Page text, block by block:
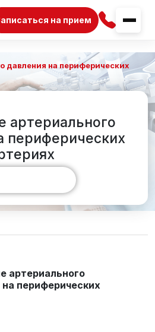
на прием
давления на периферических
артериального
периферических
артериального
периферических